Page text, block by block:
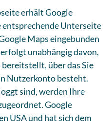
erhält Google
entsprechende Unterseite
Maps eingebunden
unabhängig davon,
über das Sie
Nutzerkonto besteht.
sind, werden Ihre
Google
USA und hat sich dem